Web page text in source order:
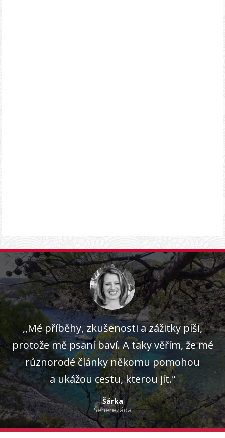
,,Mé příběhy, zkušenosti a zážitky píši,
protože mě psaní baví. A taky věřím, že mé
různorodé články někomu pomohou
a ukážou cestu, kterou jít."
Šárka
Šeherezáda